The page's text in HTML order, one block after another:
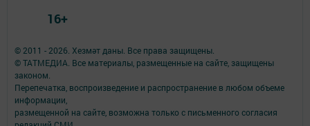
© 2011 - 2026. Хезмәт даны. Все права защищены.
© ТАТМЕДИА. Все материалы, размещенные на сайте, защищены
законом.
Перепечатка, воспроизведение и распространение в любом объеме
информации,
размещенной на сайте, возможна только с письменного согласия
16+